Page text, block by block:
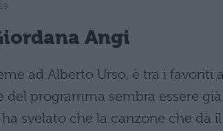
Angi
ad Alberto Urso, è tra i favoriti
del programma sembra essere
ha svelato che la canzone che dà